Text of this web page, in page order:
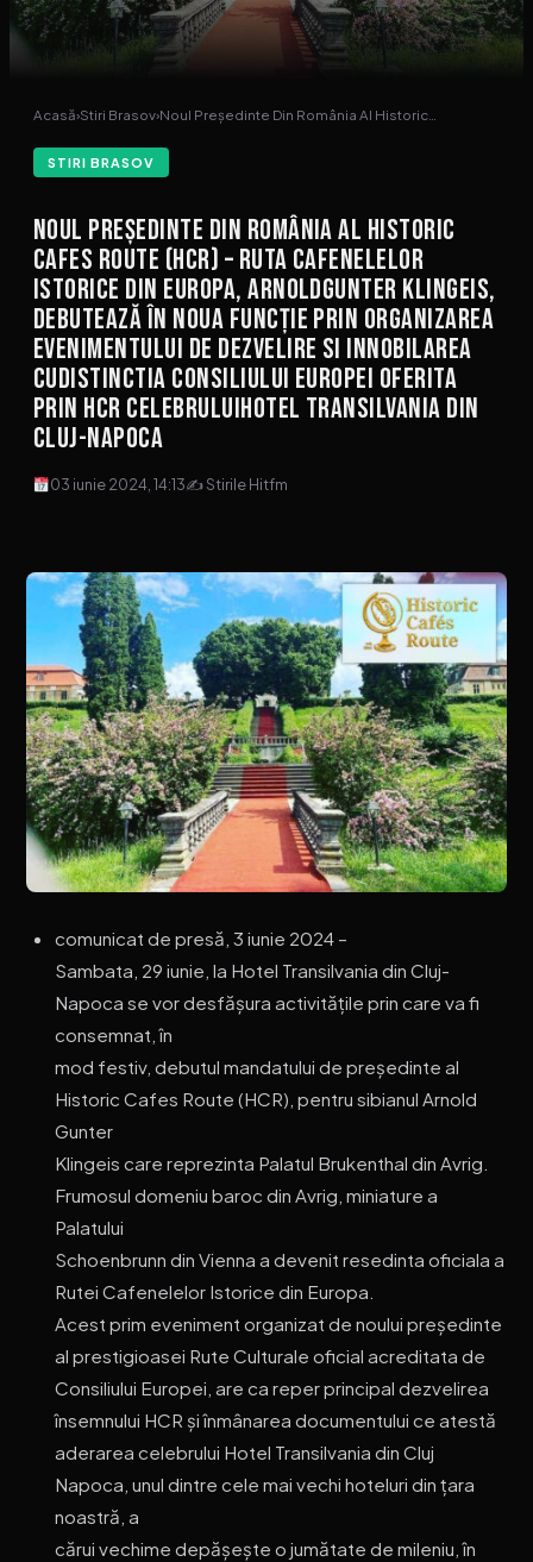
Acasă›Stiri Brasov›Noul Președinte Din România Al Historic…
STIRI BRASOV
Noul Președinte Din România Al Historic
Cafes Route (HCR) – Ruta Cafenelelor
Istorice Din Europa, ArnoldGunter Klingeis,
Debutează În Noua Funcție Prin Organizarea
Evenimentului De Dezvelire Si Innobilarea
Cudistinctia Consiliului Europei Oferita
Prin HCR CelebruluiHotel Transilvania Din
Cluj-Napoca
03 iunie 2024, 14:13✍ Stirile Hitfm
comunicat de presă, 3 iunie 2024 –
Sambata, 29 iunie, la Hotel Transilvania din Cluj-
Napoca se vor desfășura activitățile prin care va fi
consemnat, în
mod festiv, debutul mandatului de președinte al
Historic Cafes Route (HCR), pentru sibianul Arnold
Gunter
Klingeis care reprezinta Palatul Brukenthal din Avrig.
Frumosul domeniu baroc din Avrig, miniature a
Palatului
Schoenbrunn din Vienna a devenit resedinta oficiala a
Rutei Cafenelelor Istorice din Europa.
Acest prim eveniment organizat de noului președinte
al prestigioasei Rute Culturale oficial acreditata de
Consiliului Europei, are ca reper principal dezvelirea
însemnului HCR și înmânarea documentului ce atestă
aderarea celebrului Hotel Transilvania din Cluj
Napoca, unul dintre cele mai vechi hoteluri din țara
noastră, a
cărui vechime depășește o jumătate de mileniu, în